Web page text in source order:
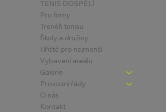
TENIS DOSPĚLÍ
Pro firmy
Trenéři tenisu
Školy a družiny
Hřiště pro nejmenší
Vybavení areálu
Galerie
Provozní řády
O nás
Kontakt